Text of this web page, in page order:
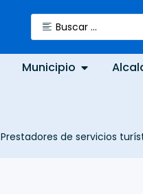
Municipio
Prestadores de servicios